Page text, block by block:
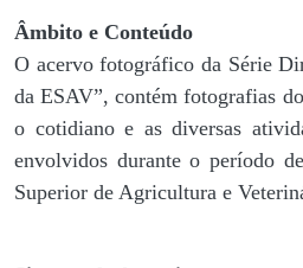
Âmbito e Conteúdo
O acervo fotográfico da Série
da ESAV”, contém fotografias
o cotidiano e as diversas
envolvidos durante o período
Superior de Agricultura e